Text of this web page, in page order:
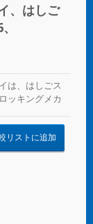
、はしご
は、はしごス
ッキングメカ
リストに追加